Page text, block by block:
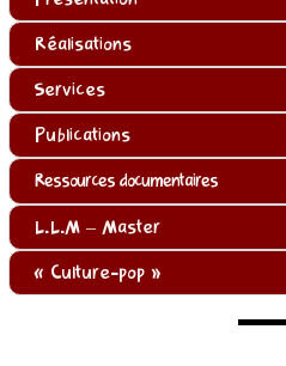
Réalisations
Services
Publications
Ressources documentaires
L.L.M – Master
« Culture-pop »